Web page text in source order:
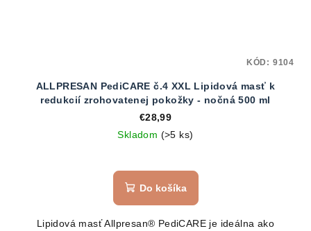
ALLPRESAN PediCARE č.4 XXL Lipidová masť k
redukcií zrohovatenej pokožky - nočná 500 ml
€28,99
Skladom (>5 ks)
Do košíka
Lipidová masť Allpresan® PediCARE je ideálna ako
KÓD: 9104